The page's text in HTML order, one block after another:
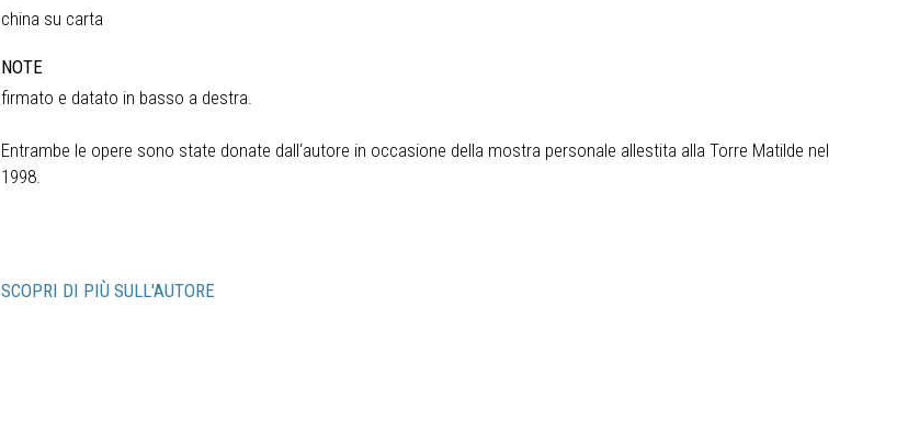
china su carta
NOTE
firmato e datato in basso a destra.
Entrambe le opere sono state donate dall‘autore in occasione della mostra personale allestita alla Torre Matilde nel
1998.
SCOPRI DI PIÙ SULL'AUTORE